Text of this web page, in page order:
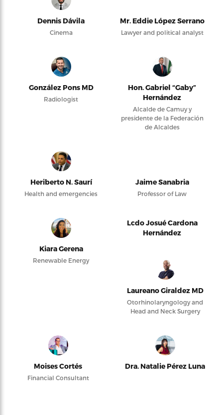
Dennis Dávila
Cinema
Mr. Eddie López Serrano
Lawyer and political analyst
González Pons MD
Radiologist
Hon. Gabriel “Gaby”
Hernández
Alcalde de Camuy y
presidente de la Federación
de Alcaldes
Heriberto N. Saurí
Health and emergencies
Jaime Sanabria
Professor of Law
Kiara Gerena
Renewable Energy
Lcdo Josué Cardona
Hernández
Laureano Giraldez MD
Otorhinolaryngology and
Head and Neck Surgery
Moises Cortés
Financial Consultant
Dra. Natalie Pérez Luna